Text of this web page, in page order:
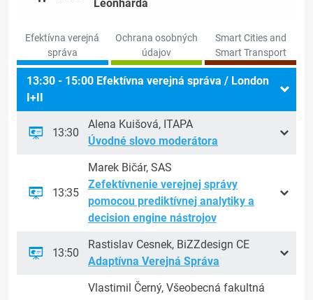
Leonharda
Efektívna verejná
správa
Ochrana osobných
údajov
Smart Cities and
Smart Transport
13:30 - 15:00 Efektívna verejná správa / London
I+II
13:30
Alena Kuišová, ITAPA
Úvodné slovo moderátora
13:35
Marek Bičár, SAS
Zefektívnenie verejnej správy
pomocou prediktívnej analytiky a
decision engine nástrojov
13:50
Rastislav Cesnek, BiZZdesign CE
Adaptívna Verejná Správa
Vlastimil Černý, Všeobecná fakultná